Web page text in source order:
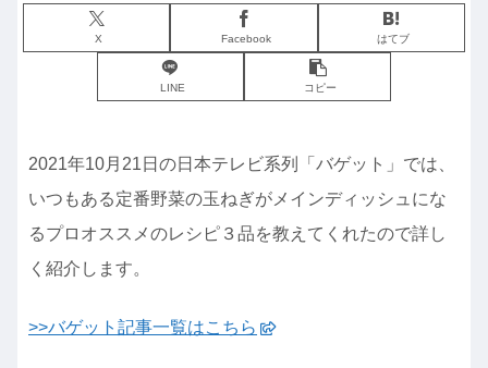
X Facebook はてブ
LINE コピー
2021年10月21日の日本テレビ系列「バゲット」では、
いつもある定番野菜の玉ねぎがメインディッシュにな
るプロオススメのレシピ３品を教えてくれたので詳し
く紹介します。
>>バゲット記事一覧はこちら